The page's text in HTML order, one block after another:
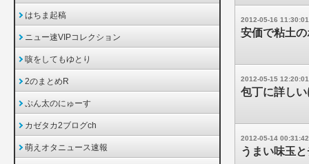
2012-05-16 11:30:01
安価で粘土
2012-05-15 12:20:01
包丁に詳し
2012-05-14 00:31:42
うまい味玉
はちま起稿
ニュー速VIPコレクション
咳をしてもゆとり
2のまとめR
ぷん太のにゅーす
カゼタカ2ブログch
萌えオタニュース速報